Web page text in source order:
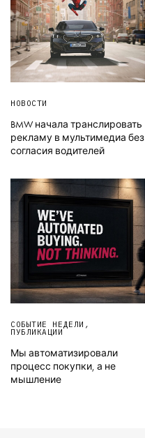
НОВОСТИ
BMW начала транслировать
рекламу в мультимедиа без
согласия водителей
СОБЫТИЕ НЕДЕЛИ ,
ПУБЛИКАЦИИ
Мы автоматизировали
процесс покупки, а не
мышление